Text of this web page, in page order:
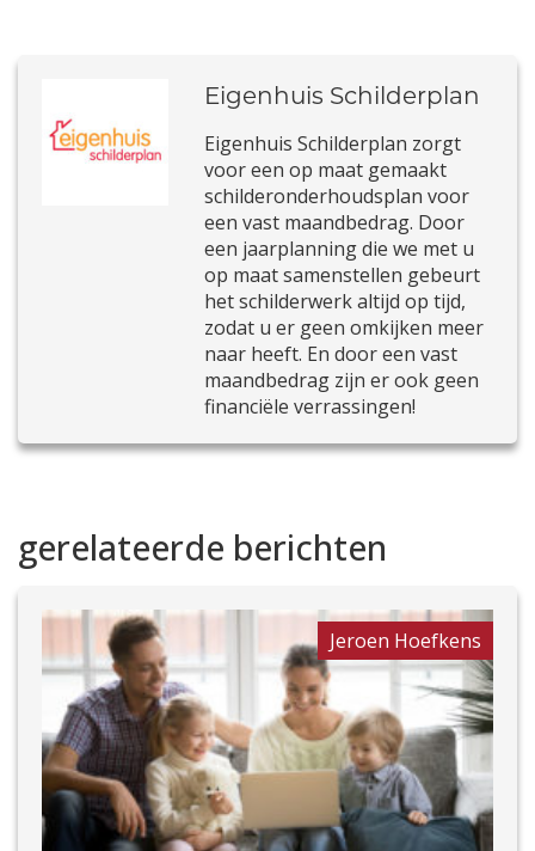
Eigenhuis Schilderplan
Eigenhuis Schilderplan zorgt
voor een op maat gemaakt
schilderonderhoudsplan voor
een vast maandbedrag. Door
een jaarplanning die we met u
op maat samenstellen gebeurt
het schilderwerk altijd op tijd,
zodat u er geen omkijken meer
naar heeft. En door een vast
maandbedrag zijn er ook geen
financiële verrassingen!
gerelateerde berichten
Jeroen Hoefkens